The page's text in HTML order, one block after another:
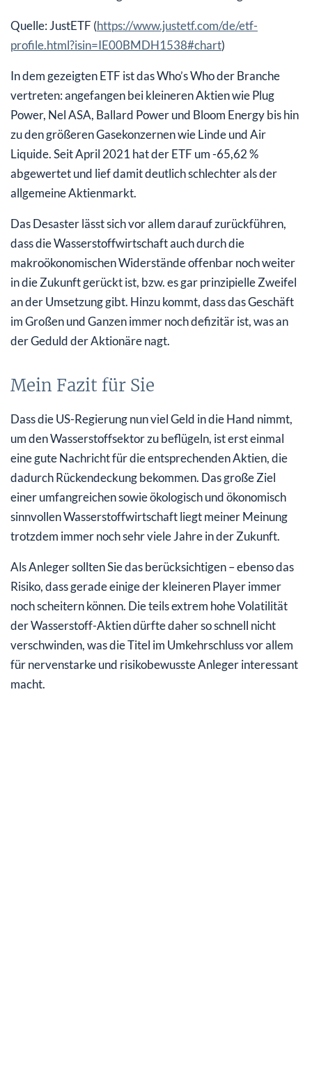
Quelle: JustETF (https://www.justetf.com/de/etf-
profile.html?isin=IE00BMDH1538#chart)
In dem gezeigten ETF ist das Who’s Who der Branche
vertreten: angefangen bei kleineren Aktien wie Plug
Power, Nel ASA, Ballard Power und Bloom Energy bis hin
zu den größeren Gasekonzernen wie Linde und Air
Liquide. Seit April 2021 hat der ETF um -65,62 %
abgewertet und lief damit deutlich schlechter als der
allgemeine Aktienmarkt.
Das Desaster lässt sich vor allem darauf zurückführen,
dass die Wasserstoffwirtschaft auch durch die
makroökonomischen Widerstände offenbar noch weiter
in die Zukunft gerückt ist, bzw. es gar prinzipielle Zweifel
an der Umsetzung gibt. Hinzu kommt, dass das Geschäft
im Großen und Ganzen immer noch defizitär ist, was an
der Geduld der Aktionäre nagt.
Mein Fazit für Sie
Dass die US-Regierung nun viel Geld in die Hand nimmt,
um den Wasserstoffsektor zu beflügeln, ist erst einmal
eine gute Nachricht für die entsprechenden Aktien, die
dadurch Rückendeckung bekommen. Das große Ziel
einer umfangreichen sowie ökologisch und ökonomisch
sinnvollen Wasserstoffwirtschaft liegt meiner Meinung
trotzdem immer noch sehr viele Jahre in der Zukunft.
Als Anleger sollten Sie das berücksichtigen – ebenso das
Risiko, dass gerade einige der kleineren Player immer
noch scheitern können. Die teils extrem hohe Volatilität
der Wasserstoff-Aktien dürfte daher so schnell nicht
verschwinden, was die Titel im Umkehrschluss vor allem
für nervenstarke und risikobewusste Anleger interessant
macht.